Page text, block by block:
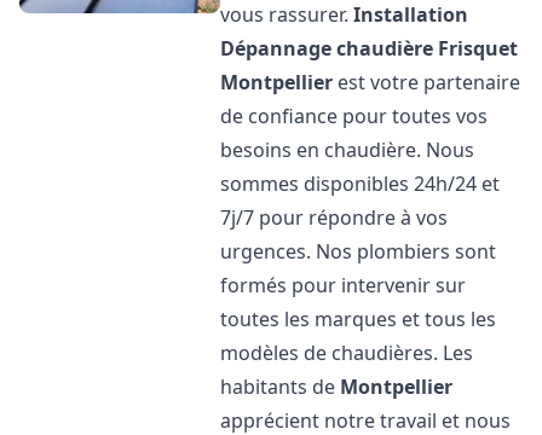
vous rassurer.Installation
Dépannage chaudière Frisquet
Montpellier est votre partenaire
de confiance pour toutes vos
besoins en chaudière. Nous
sommes disponibles 24h/24 et
7j/7 pour répondre à vos
urgences. Nos plombiers sont
formés pour intervenir sur
toutes les marques et tous les
modèles de chaudières. Les
habitants de Montpellier
apprécient notre travail et nous